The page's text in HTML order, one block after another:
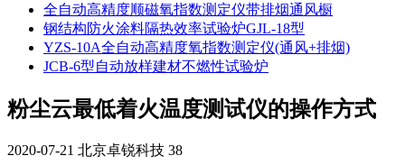
全自动高精度顺磁氧指数测定仪带排烟通风橱
钢结构防火涂料隔热效率试验炉GJL-18型
YZS-10A全自动高精度氧指数测定仪(通风+排烟)
JCB-6型自动放样建材不燃性试验炉
粉尘云最低着火温度测试仪的操作方式
2020-07-21 北京卓锐科技 38